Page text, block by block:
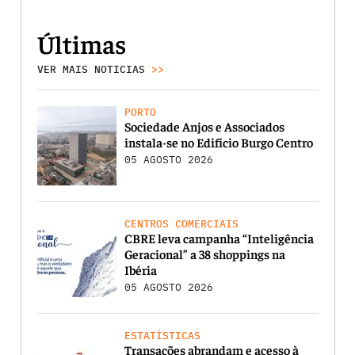
Últimas
VER MAIS NOTICIAS >>
PORTO
Sociedade Anjos e Associados
instala-se no Edifício Burgo Centro
05 AGOSTO 2026
CENTROS COMERCIAIS
CBRE leva campanha “Inteligência
Geracional” a 38 shoppings na
Ibéria
05 AGOSTO 2026
ESTATÍSTICAS
Transações abrandam e acesso à